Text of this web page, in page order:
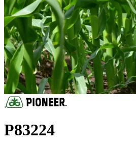
P83224